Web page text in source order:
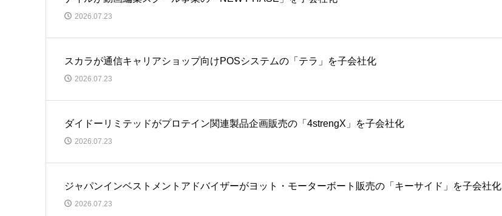
2026.07.23
スカラが通信キャリアショップ向けPOSシステムの「テラ」を子会社化
2026.07.23
ダイドーリミテッドがプロテイン関連製品企画販売の「4strengX」を子会社化
2026.07.23
ジャパンインベストメントアドバイザーがヨット・モーターボート販売の「キーサイド」を子会社化
2026.07.23